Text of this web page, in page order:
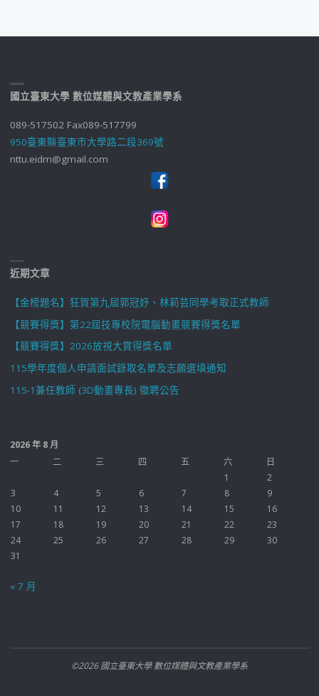
國立臺東大學 數位媒體與文教產業學系
089-517502 Fax089-517799
950臺東縣臺東市大學路二段369號
nttu.eidm@gmail.com
近期文章
【金榜題名】狂賀第九屆郭冠妤、林莉芸同學考取正式教師
【競賽得獎】第22屆技專校院電腦動畫競賽得獎名單
【競賽得獎】2026放視大賞得獎名單
115學年度個人申請面試錄取名單及志願選填通知
115-1兼任教師 (3D動畫專長) 徵聘公告
2026 年 8 月
一
二 三 四 五 六
日
1
2
3
4 5 6 7 8
9
10
11 12 13 14 15
16
17
18 19 20 21 22
23
24
25 26 27 28 29
30
31
« 7 月
©2026 國立臺東大學 數位媒體與文教產業學系